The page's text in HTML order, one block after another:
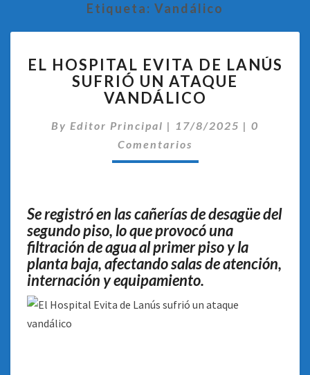
Etiqueta: Vandálico
HOSPITAL
EVITA
DE
SUFRIÓ
UN
EL HOSPITAL EVITA DE LANÚS
SUFRIÓ UN ATAQUE
VANDÁLICO
By Editor Principal | 17/8/2025 | 0
Comentarios
Se registró en las cañerías de desagüe del
segundo piso, lo que provocó una
filtración de agua al primer piso y la
planta baja, afectando salas de atención,
internación y equipamiento.